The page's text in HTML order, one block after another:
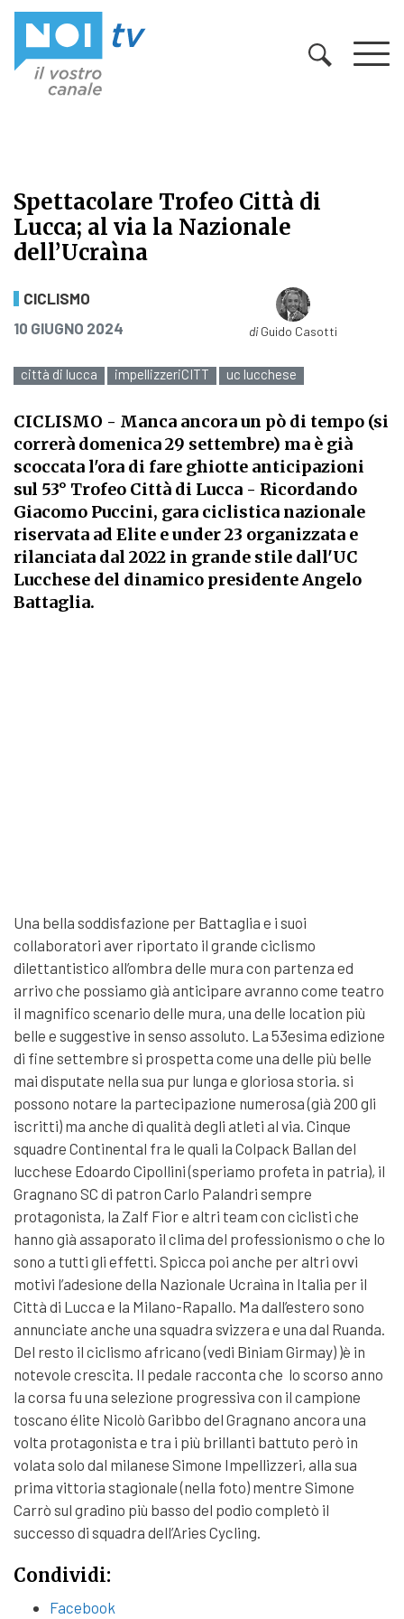
Spettacolare Trofeo Città di
Lucca; al via la Nazionale
dell’Ucraìna
Spettacolare Trofeo Città di
CICLISMO
PUBBLICATO IL
10 GIUGNO 2024 diGuido Casotti
città di lucca impellizzeriCITT uc lucchese
CICLISMO - Manca ancora un pò di tempo (si
correrà domenica 29 settembre) ma è già
scoccata l'ora di fare ghiotte anticipazioni
sul 53° Trofeo Città di Lucca - Ricordando
Giacomo Puccini, gara ciclistica nazionale
riservata ad Elite e under 23 organizzata e
rilanciata dal 2022 in grande stile dall'UC
Lucchese del dinamico presidente Angelo
Battaglia.
Una bella soddisfazione per Battaglia e i suoi
collaboratori aver riportato il grande ciclismo
dilettantistico all’ombra delle mura con partenza ed
arrivo che possiamo già anticipare avranno come teatro
il magnifico scenario delle mura, una delle location più
belle e suggestive in senso assoluto. La 53esima edizione
di fine settembre si prospetta come una delle più belle
mai disputate nella sua pur lunga e gloriosa storia. si
possono notare la partecipazione numerosa (già 200 gli
iscritti) ma anche di qualità degli atleti al via. Cinque
squadre Continental fra le quali la Colpack Ballan del
lucchese Edoardo Cipollini (speriamo profeta in patria), il
Gragnano SC di patron Carlo Palandri sempre
protagonista, la Zalf Fior e altri team con ciclisti che
hanno già assaporato il clima del professionismo o che lo
sono a tutti gli effetti. Spicca poi anche per altri ovvi
motivi l’adesione della Nazionale Ucraìna in Italia per il
Città di Lucca e la Milano-Rapallo. Ma dall’estero sono
annunciate anche una squadra svizzera e una dal Ruanda.
Del resto il ciclismo africano (vedi Biniam Girmay) )è in
notevole crescita. Il pedale racconta che lo scorso anno
la corsa fu una selezione progressiva con il campione
toscano élite Nicolò Garibbo del Gragnano ancora una
volta protagonista e tra i più brillanti battuto però in
volata solo dal milanese Simone Impellizzeri, alla sua
prima vittoria stagionale (nella foto) mentre Simone
Carrò sul gradino più basso del podio completò il
successo di squadra dell’Aries Cycling.
Condividi:
Facebook